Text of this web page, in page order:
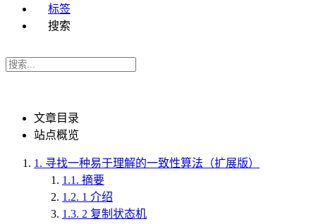
标签
搜索
文章目录
站点概览
1. 寻找一种易于理解的一致性算法（扩展版）
1.1. 摘要
1.2. 1 介绍
1.3. 2 复制状态机